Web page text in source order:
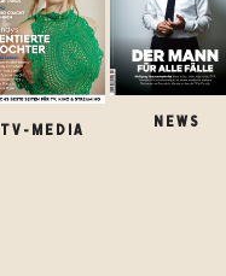
TV-MEDIA
NEWS